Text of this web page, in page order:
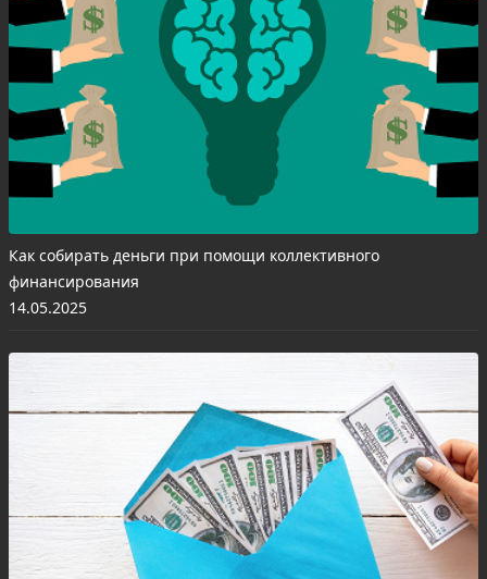
Как собирать деньги при помощи коллективного
финансирования
14.05.2025